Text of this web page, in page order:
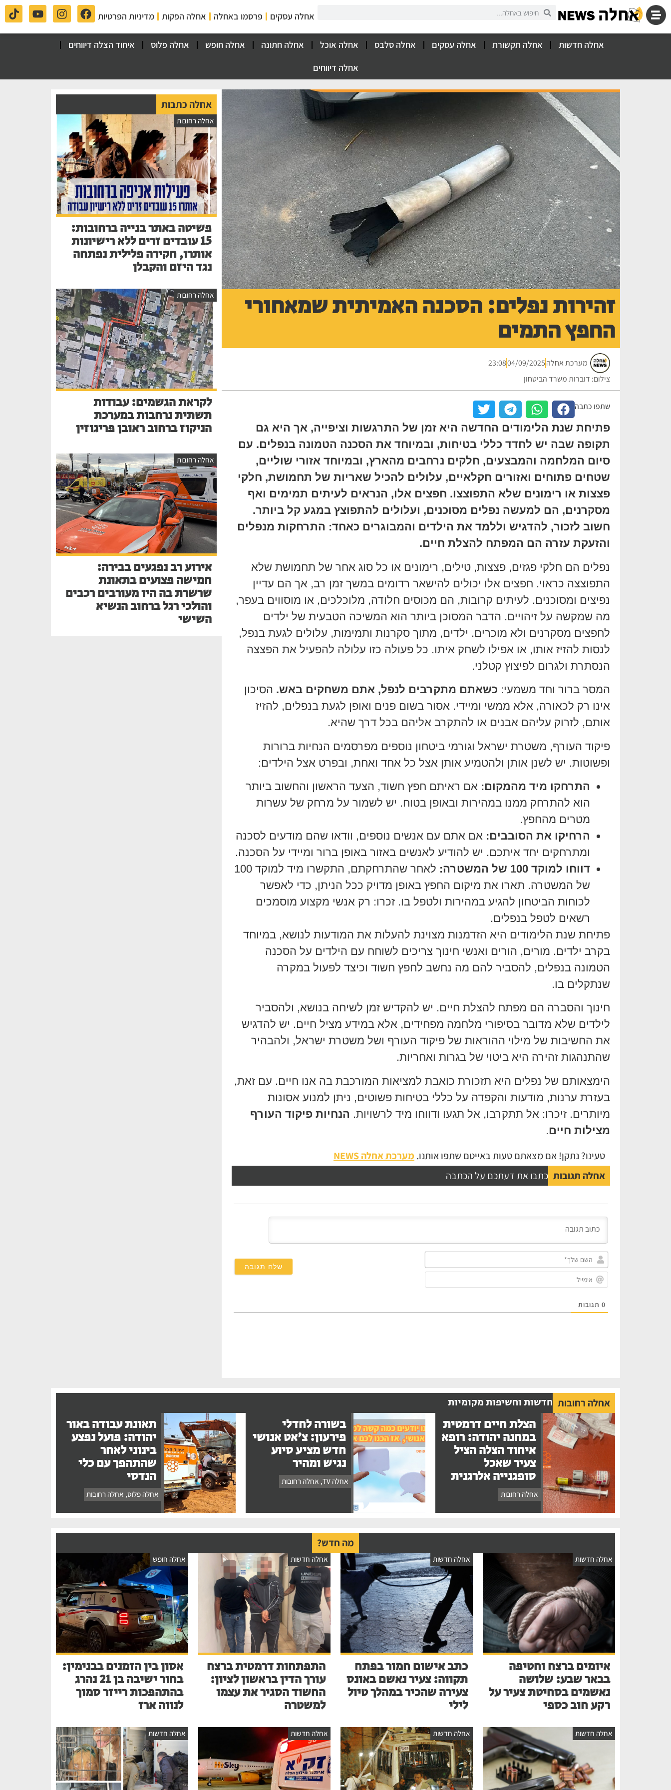
אחלה עסקים פרסמו באחלה אחלה הפקות מדיניות הפרטיות
אחלה חדשות אחלה תקשורת אחלה עסקים אחלה סלבס אחלה אוכל אחלה חתונה אחלה חופש אחלה פלוס
איחוד הצלה דיווחים
אחלה דיווחים
זהירות נפלים: הסכנה האמיתית שמאחורי
החפץ התמים
מערכת אחלה04/09/2025
23:08
צילום: דוברות משרד הביטחון
שתפו כתבה
פתיחת שנת הלימודים החדשה היא זמן של התרגשות וציפייה, אך היא גם
תקופה שבה יש לחדד כללי בטיחות, ובמיוחד את הסכנה הטמונה בנפלים. עם
סיום המלחמה והמבצעים, חלקים נרחבים מהארץ, ובמיוחד אזורי שוליים,
שטחים פתוחים ואזורים חקלאיים, עלולים להכיל שאריות של תחמושת, חלקי
פצצות או רימונים שלא התפוצצו. חפצים אלו, הנראים לעיתים תמימים ואף
מסקרנים, הם למעשה נפלים מסוכנים, ועלולים להתפוצץ במגע קל ביותר.
חשוב לזכור, להדגיש וללמד את הילדים והמבוגרים כאחד: התרחקות מנפלים
והזעקת עזרה הם המפתח להצלת חיים.
נפלים הם חלקי פגזים, פצצות, טילים, רימונים או כל סוג אחר של תחמושת שלא
התפוצצה כראוי. חפצים אלו יכולים להישאר רדומים במשך זמן רב, אך הם עדיין
נפיצים ומסוכנים. לעיתים קרובות, הם מכוסים חלודה, מלוכלכים, או מוסווים בעפר,
מה שמקשה על זיהויים. הדבר המסוכן ביותר הוא המשיכה הטבעית של ילדים
לחפצים מסקרנים ולא מוכרים. ילדים, מתוך סקרנות ותמימות, עלולים לגעת בנפל,
לנסות להזיז אותו, או אפילו לשחק איתו. כל פעולה כזו עלולה להפעיל את הפצצה
הנסתרת ולגרום לפיצוץ קטלני.
המסר ברור וחד משמעי: כשאתם מתקרבים לנפל, אתם משחקים באש. הסיכון
אינו רק לכאורה, אלא ממשי ומיידי. אסור בשום פנים ואופן לגעת בנפלים, להזיז
אותם, לזרוק עליהם אבנים או להתקרב אליהם בכל דרך שהיא.
פיקוד העורף, משטרת ישראל וגורמי ביטחון נוספים מפרסמים הנחיות ברורות
ופשוטות. יש לשנן אותן ולהטמיע אותן אצל כל אחד ואחת, ובפרט אצל הילדים:
התרחקו מיד מהמקום: אם ראיתם חפץ חשוד, הצעד הראשון והחשוב ביותר
הוא להתרחק ממנו במהירות ובאופן בטוח. יש לשמור על מרחק של עשרות
מטרים מהחפץ.
הרחיקו את הסובבים: אם אתם עם אנשים נוספים, וודאו שהם מודעים לסכנה
ומתרחקים יחד איתכם. יש להודיע לאנשים באזור באופן ברור ומיידי על הסכנה.
דווחו למוקד 100 של המשטרה:
לאחר שהתרחקתם, התקשרו מיד למוקד 100
של המשטרה. תארו את מיקום החפץ באופן מדויק ככל הניתן, כדי לאפשר
לכוחות הביטחון להגיע במהירות ולטפל בו. זכרו: רק אנשי מקצוע מוסמכים
רשאים לטפל בנפלים.
פתיחת שנת הלימודים היא הזדמנות מצוינת להעלות את המודעות לנושא, במיוחד
בקרב ילדים. מורים, הורים ואנשי חינוך צריכים לשוחח עם הילדים על הסכנה
הטמונה בנפלים, להסביר להם מה נחשב לחפץ חשוד וכיצד לפעול במקרה
שנתקלים בו.
חינוך והסברה הם מפתח להצלת חיים. יש להקדיש זמן לשיחה בנושא, ולהסביר
לילדים שלא מדובר בסיפורי מלחמה מפחידים, אלא במידע מציל חיים. יש להדגיש
את החשיבות של מילוי ההוראות של פיקוד העורף ושל משטרת ישראל, ולהבהיר
שהתנהגות זהירה היא ביטוי של בגרות ואחריות.
הימצאותם של נפלים היא תזכורת כואבת למציאות המורכבת בה אנו חיים. עם זאת,
בעזרת ערנות, מודעות והקפדה על כללי בטיחות פשוטים, ניתן למנוע אסונות
מיותרים. זיכרו: אל תתקרבו, אל תגעו ודווחו מיד לרשויות. הנחיות פיקוד העורף
מצילות חיים.
טעינו? נתקן! אם מצאתם טעות באייטם שתפו אותנו. מערכת אחלה NEWS
אחלה תגובות כתבו את דעתכם על הכתבה
שלך*
0 תגובות
אחלה כתבות
אחלה רחובות
פשיטה באתר בנייה ברחובות:
15 עובדים זרים ללא רישיונות
אותרו, חקירה פלילית נפתחה
נגד היזם והקבלן
אחלה רחובות
לקראת הגשמים: עבודות
תשתית נרחבות במערכת
הניקוז ברחוב ראובן פריגוזין
אחלה רחובות
אירוע רב נפגעים בבירה:
חמישה פצועים בתאונת
שרשרת בה היו מעורבים רכבים
והולכי רגל ברחוב הנשיא
השישי
אחלה רחובות חדשות וחשיפות מקומיות
הצלת חיים דרמטית
במחנה יהודה: רופא
איחוד הצלה הציל
צעיר שאכל
סופגנייה אלרגנית
אחלה רחובות
בשורה לחדלי
פירעון: צ'אט אנושי
חדש מציע סיוע
נגיש ומהיר
אחלה TV , אחלה רחובות
תאונת עבודה באור
יהודה: פועל נפצע
בינוני לאחר
שהתהפך עם כלי
הנדסי
אחלה פלוס, אחלה רחובות
מה חדש?
אחלה חדשות
איומים ברצח וחטיפה
בבאר שבע: שלושה
נאשמים בסחיטת צעיר על
רקע חוב כספי
אחלה חדשות
כתב אישום חמור בפתח
תקווה: צעיר נאשם באונס
צעירה שהכיר במהלך טיול
לילי
אחלה חדשות
התפתחות דרמטית ברצח
עורך הדין בראשון לציון:
החשוד הסגיר את עצמו
למשטרה
אחלה חופש
אסון בין הזמנים בבנימין:
בחור ישיבה בן 21 נהרג
בהתהפכות רייזר סמוך
לנווה ארז
אחלה חדשות אחלה חדשות אחלה חדשות אחלה חדשות